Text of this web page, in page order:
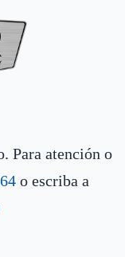
Para atención o
o escriba a